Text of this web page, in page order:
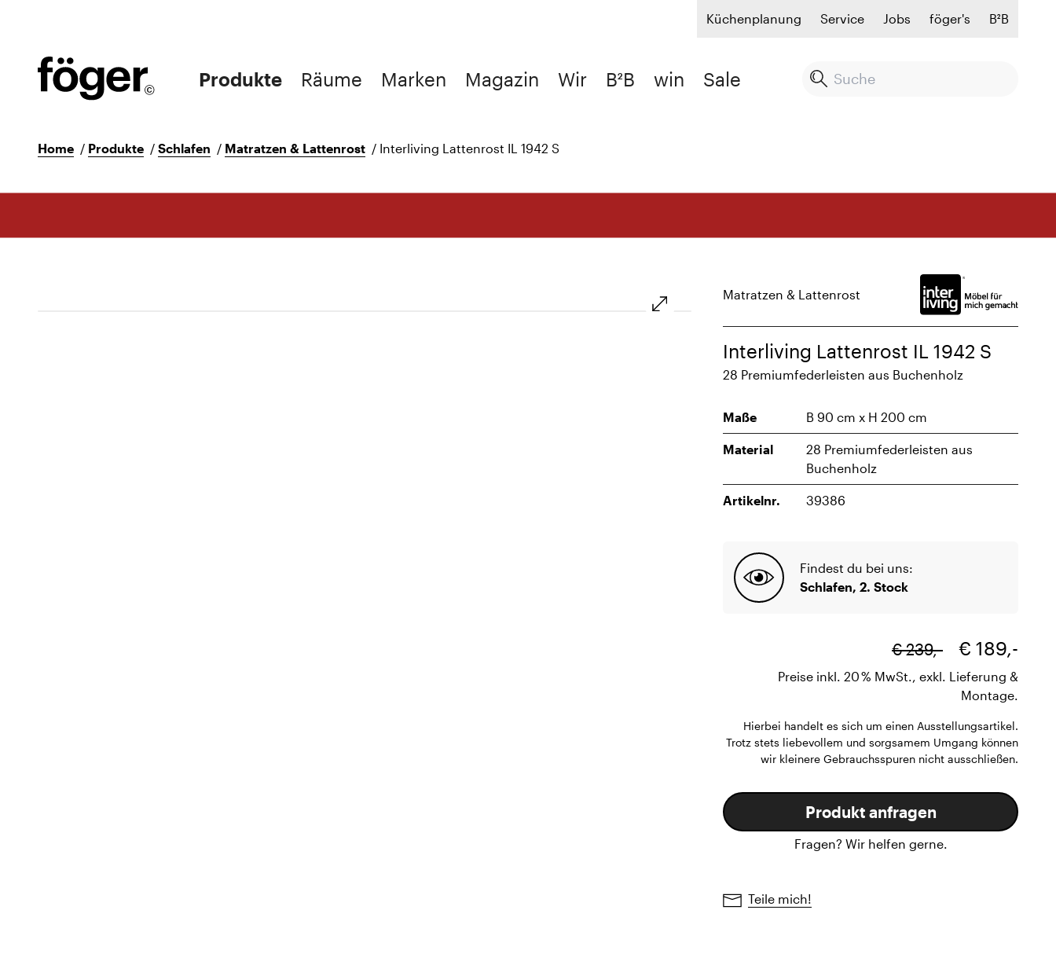
Küchenplanung Service Jobs föger's B²B
Produkte Räume Marken Magazin Wir B²B win Sale
Home / Produkte / Schlafen / Matratzen & Lattenrost / Interliving Lattenrost IL 1942 S
Matratzen & Lattenrost
Interliving Lattenrost IL 1942 S
28 Premiumfederleisten aus Buchenholz
Maße B 90 cm x H 200 cm
Material
28 Premiumfederleisten aus
Buchenholz
Artikelnr. 39386
Findest du bei uns:
Schlafen, 2. Stock
€ 239,- € 189,-
Preise inkl. 20 % MwSt., exkl. Lieferung &
Montage.
Hierbei handelt es sich um einen Ausstellungsartikel.
Trotz stets liebevollem und sorgsamem Umgang können
wir kleinere Gebrauchsspuren nicht ausschließen.
Produkt anfragen
Fragen? Wir helfen gerne.
Teile mich!